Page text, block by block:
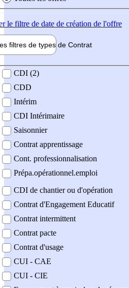
le filtre de date de création de l'offre
filtres de types de Contrat
contrat
CDI (2)
CDD
Intérim
CDI Intérimaire
Saisonnier
Contrat apprentissage
Cont. professionnalisation
Prépa.opérationnel.emploi
CDI de chantier ou d'opération
Contrat d'Engagement Educatif
Contrat intermittent
Contrat pacte
Contrat d'usage
CUI - CAE
CUI - CIE